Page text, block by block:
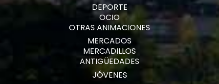
DEPORTE
OCIO
OTRAS ANIMACIONES
MERCADOS
MERCADILLOS
ANTIGÜEDADES
JÓVENES